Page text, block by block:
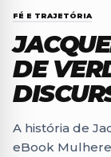
FÉ E TRAJETÓRIA
DE
A história de
eBook